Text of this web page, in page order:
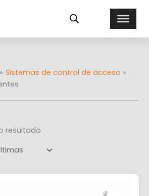
Sistemas de control de acceso
resultado